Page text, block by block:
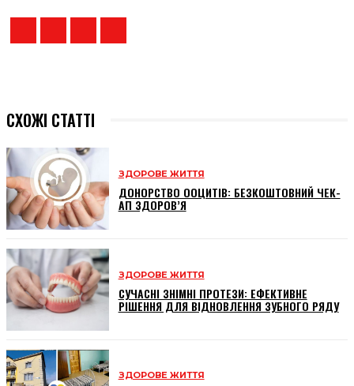
СХОЖІ СТАТТІ
ЗДОРОВЕ ЖИТТЯ
ДОНОРСТВО ООЦИТІВ: БЕЗКОШТОВНИЙ ЧЕК-
АП ЗДОРОВ’Я
ЗДОРОВЕ ЖИТТЯ
СУЧАСНІ ЗНІМНІ ПРОТЕЗИ: ЕФЕКТИВНЕ
РІШЕННЯ ДЛЯ ВІДНОВЛЕННЯ ЗУБНОГО РЯДУ
ЗДОРОВЕ ЖИТТЯ